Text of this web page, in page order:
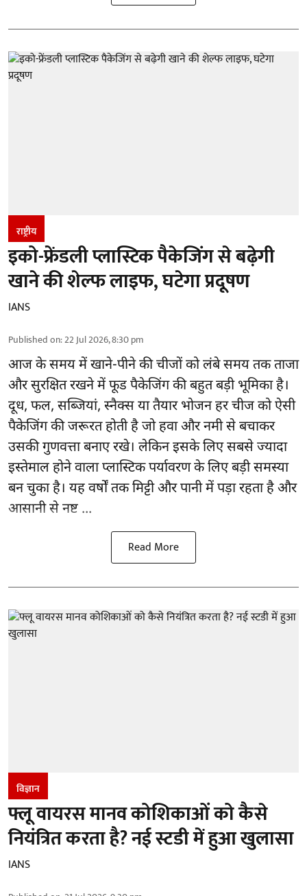
राष्ट्रीय
इको-फ्रेंडली प्लास्टिक पैकेजिंग से बढ़ेगी
खाने की शेल्फ लाइफ, घटेगा प्रदूषण
IANS
Published on:22 Jul 2026, 8:30 pm
आज के समय में खाने-पीने की चीजों को लंबे समय तक ताजा
और सुरक्षित रखने में फूड पैकेजिंग की बहुत बड़ी भूमिका है।
दूध, फल, सब्जियां, स्नैक्स या तैयार भोजन हर चीज को ऐसी
पैकेजिंग की जरूरत होती है जो हवा और नमी से बचाकर
उसकी गुणवत्ता बनाए रखे। लेकिन इसके लिए सबसे ज्यादा
इस्तेमाल होने वाला प्लास्टिक पर्यावरण के लिए बड़ी समस्या
बन चुका है। यह वर्षों तक मिट्टी और पानी में पड़ा रहता है और
आसानी से नष्ट ...
Read More
विज्ञान
फ्लू वायरस मानव कोशिकाओं को कैसे
नियंत्रित करता है? नई स्टडी में हुआ खुलासा
IANS